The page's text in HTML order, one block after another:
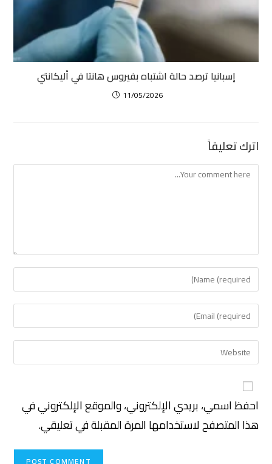
إسبانيا ترصد حالة اشتباه بفيروس هانتا في أليكانتي
11/05/2026
اترك تعليقاً
احفظ اسمي، بريدي الإلكتروني، والموقع الإلكتروني في
هذا المتصفح لاستخدامها المرة المقبلة في تعليقي.